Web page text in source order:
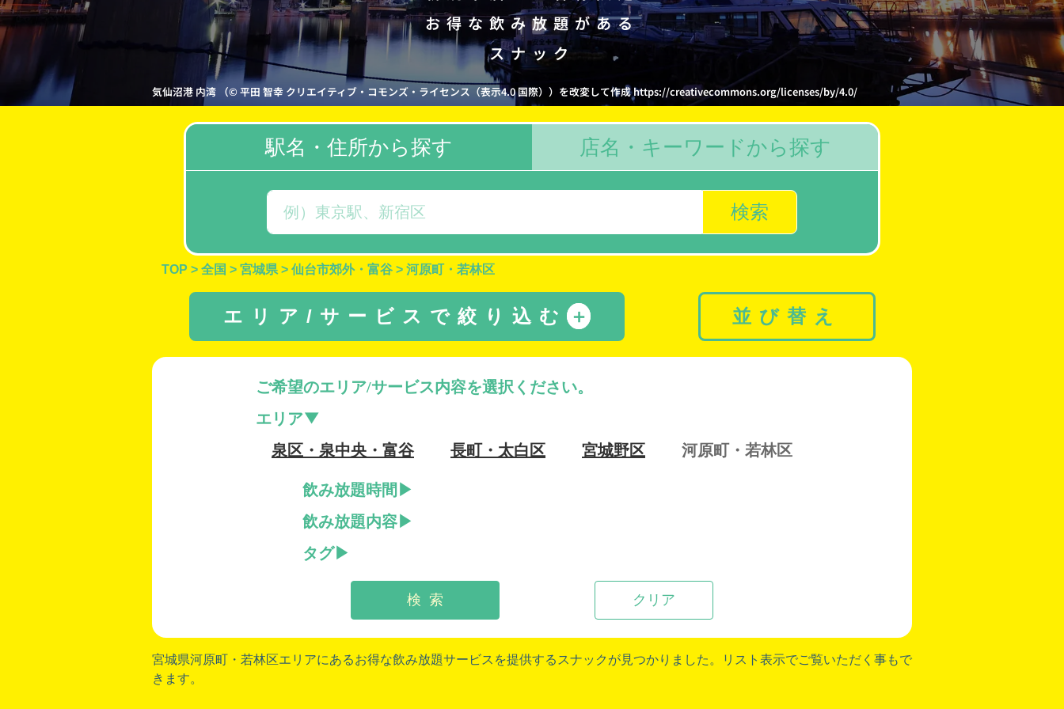
お得な飲み放題がある
スナック
気仙沼港 内湾 （© 平田 智幸 クリエイティブ・コモンズ・ライセンス（表示4.0 国際））を改変して作成 https://creativecommons.org/licenses/by/4.0/
駅名・住所から探す
検索
店名・キーワードから探す
TOP > 全国 > 宮城県 > 仙台市郊外・富谷 > 河原町・若林区
エリア/サービスで絞り込む ＋
ご希望のエリア/サービス内容を選択ください。
エリア
泉区・泉中央・富谷
長町・太白区 宮城野区 河原町・若林区
飲み放題時間
飲み放題内容
タグ
クリア
検 索
並び替え
宮城県河原町 ・ 若林区エリアにあるお得な飲み放題サービスを提供するスナックが見つかりました。リスト表示でご覧いただく事もで
きます。